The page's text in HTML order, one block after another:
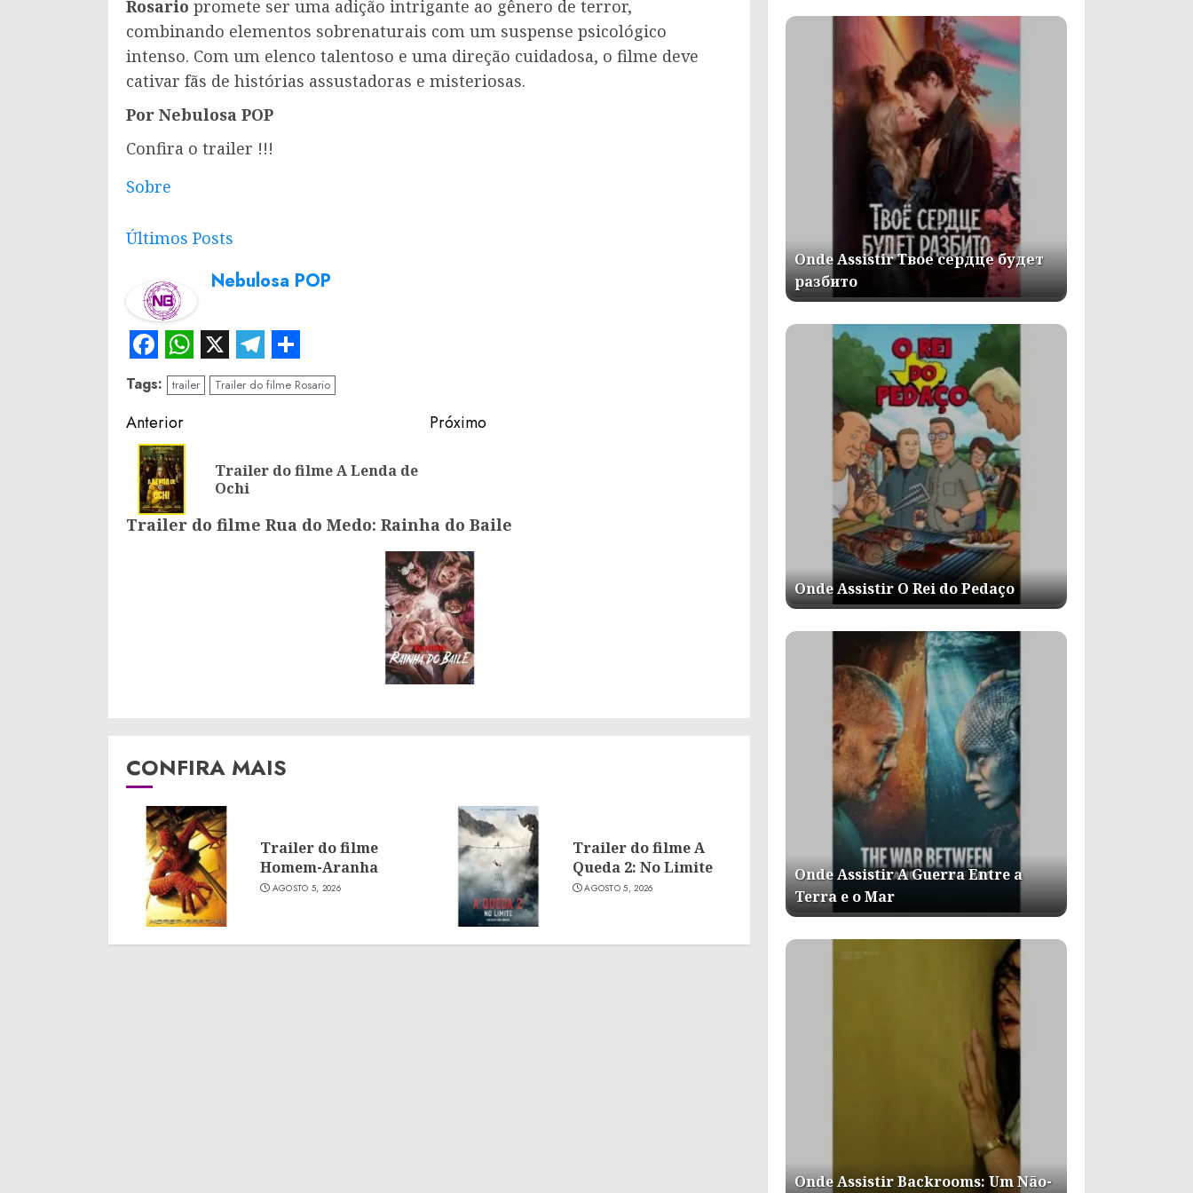
Rosario promete ser uma adição intrigante ao gênero de terror,
combinando elementos sobrenaturais com um suspense psicológico
intenso. Com um elenco talentoso e uma direção cuidadosa, o filme deve
cativar fãs de histórias assustadoras e misteriosas.
Por Nebulosa POP
Confira o trailer !!!
Sobre
Últimos Posts
Nebulosa POP
Facebook
WhatsApp
X Telegram
Share
Tags: trailer Trailer do filme Rosario
Continue
Reading
Anterior
Trailer do filme A Lenda de
Ochi
Próximo
Trailer do filme Rua do Medo: Rainha do Baile
CONFIRA MAIS
Trailer do filme
Homem-Aranha
AGOSTO 5, 2026
Trailer do filme A
Queda 2: No Limite
AGOSTO 5, 2026
Onde Assistir Твое сердце будет
разбито
Onde Assistir O Rei do Pedaço
Onde Assistir A Guerra Entre a
Terra e o Mar
Onde Assistir Backrooms: Um Não-